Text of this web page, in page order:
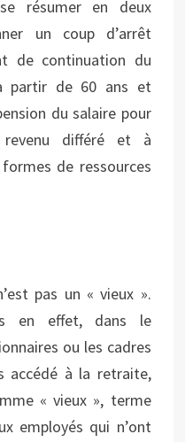
résumer en deux
un coup d’arrêt
de continuation du
partir de 60 ans et
du salaire pour
différé et à
de ressources
pas un « vieux ».
en effet, dans le
ou les cadres
accédé à la retraite,
« vieux », terme
employés qui n’ont